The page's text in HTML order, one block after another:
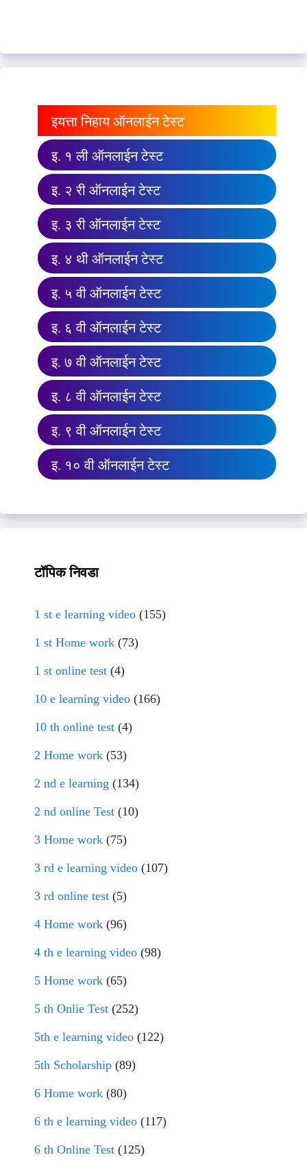
इयत्ता निहाय ऑनलाईन टेस्ट
इ. १ ली ऑनलाईन टेस्ट
इ. २ री ऑनलाईन टेस्ट
इ. ३ री ऑनलाईन टेस्ट
इ. ४ थी ऑनलाईन टेस्ट
इ. ५ वी ऑनलाईन टेस्ट
इ. ६ वी ऑनलाईन टेस्ट
इ. ७ वी ऑनलाईन टेस्ट
इ. ८ वी ऑनलाईन टेस्ट
इ. ९ वी ऑनलाईन टेस्ट
इ. १० वी ऑनलाईन टेस्ट
टॉपिक निवडा
1 st e learning video (155)
1 st Home work (73)
1 st online test (4)
10 e learning video (166)
10 th online test (4)
2 Home work (53)
2 nd e learning (134)
2 nd online Test (10)
3 Home work (75)
3 rd e learning video (107)
3 rd online test (5)
4 Home work (96)
4 th e learning video (98)
5 Home work (65)
5 th Onlie Test (252)
5th e learning video (122)
5th Scholarship (89)
6 Home work (80)
6 th e learning video (117)
6 th Online Test (125)